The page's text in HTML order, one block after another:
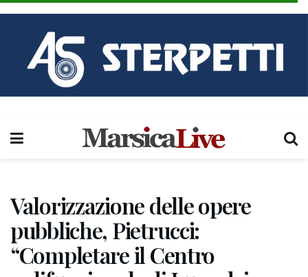
Valorizzazione delle opere
pubbliche, Pietrucci:
“Completare il Centro